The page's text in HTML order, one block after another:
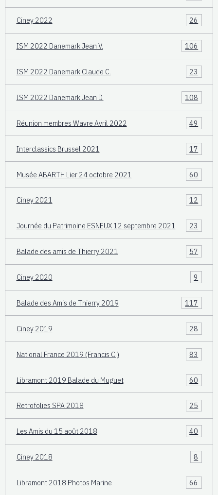
Ciney 2022 26
ISM 2022 Danemark Jean V. 106
ISM 2022 Danemark Claude C. 23
ISM 2022 Danemark Jean D. 108
Réunion membres Wavre Avril 2022 49
Interclassics Brussel 2021 17
Musée ABARTH Lier 24 octobre 2021 60
Ciney 2021 12
Journée du Patrimoine ESNEUX 12 septembre 2021 23
Balade des amis de Thierry 2021 57
Ciney 2020 9
Balade des Amis de Thierry 2019 117
Ciney 2019 28
National France 2019 (Francis C.) 83
Libramont 2019 Balade du Muguet 60
Retrofolies SPA 2018 25
Les Amis du 15 août 2018 40
Ciney 2018 8
Libramont 2018 Photos Marine 66